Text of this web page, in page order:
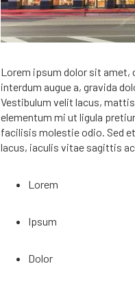
Lorem ipsum dolor sit amet,
interdum augue a, gravida
Vestibulum velit lacus,
elementum mi ut ligula
facilisis molestie odio. Sed
lacus, iaculis vitae sagittis
Lorem
Ipsum
Dolor